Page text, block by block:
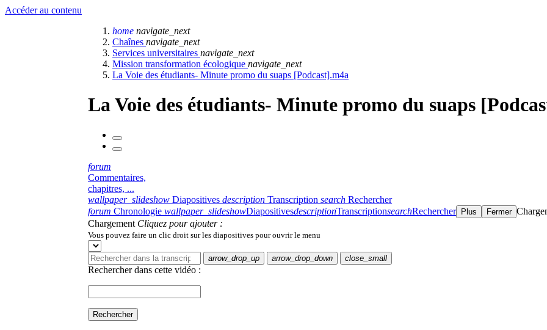
Accéder au contenu
home navigate_next
Chaînes navigate_next
Services universitaires navigate_next
Mission transformation écologique navigate_next
La Voie des étudiants- Minute promo du suaps [Podcast].m4a
La Voie des étudiants- Minute promo du suaps
forum
Commentaires,
chapitres, ...
wallpaper_slideshow Diapositives description Transcription search Rechercher
forum Chronologie wallpaper_slideshowDiapositivesdescriptionTranscriptionsearchRechercher Plus Fermer
Chargement Cliquez pour ajouter :
Vous pouvez faire un clic droit sur les diapositives pour ouvrir le menu
arrow_drop_up arrow_drop_down close_small
Rechercher dans cette vidéo :
Rechercher